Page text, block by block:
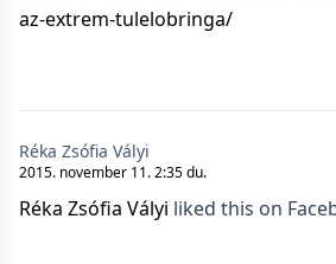
az-extrem-tulelobringa/
Réka Zsófia Vályi
2015. november 11. 2:35 du.
Réka Zsófia Vályi liked this on